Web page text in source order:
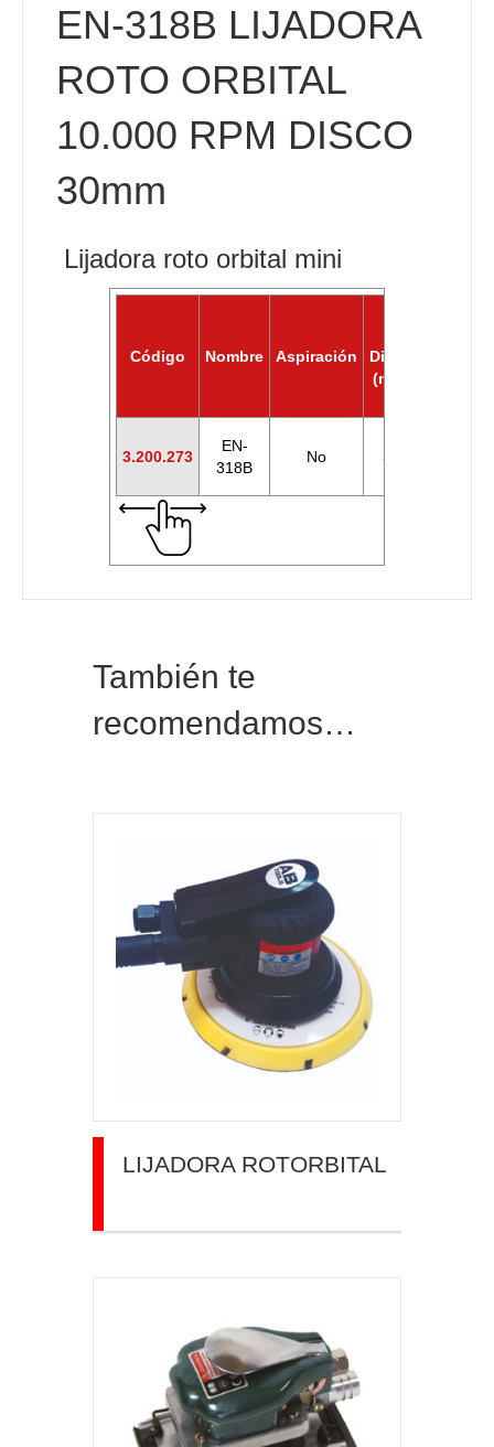
EN-318B LIJADORA
ROTO ORBITAL
10.000 RPM DISCO
30mm
Lijadora roto orbital mini
Código Nombre Aspiración
Disco
(mm)
3.200.273
EN-
318B
No 30
También te
recomendamos…
LIJADORA ROTORBITAL